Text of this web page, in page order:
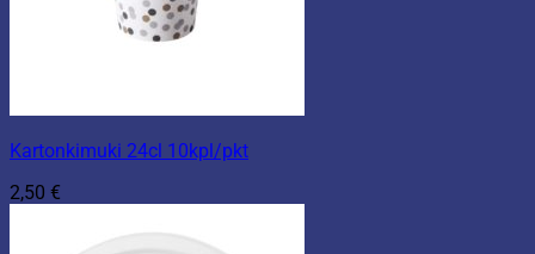
Kartonkimuki 24cl 10kpl/pkt
2,50 €